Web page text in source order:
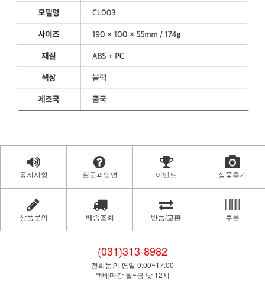
공지사항 질문과답변 이벤트 상품후기
상품문의 배송조회 반품/교환 쿠폰
(031)313-8982
전화문의 평일 9:00~17:00
택배마감 월~금 낮 12시